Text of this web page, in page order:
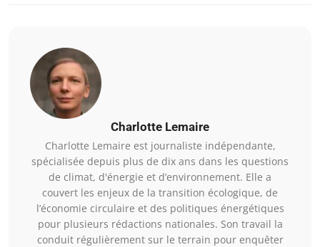
Charlotte Lemaire
Charlotte Lemaire est journaliste indépendante,
spécialisée depuis plus de dix ans dans les questions
de climat, d'énergie et d’environnement. Elle a
couvert les enjeux de la transition écologique, de
l’économie circulaire et des politiques énergétiques
pour plusieurs rédactions nationales. Son travail la
conduit régulièrement sur le terrain pour enquêter